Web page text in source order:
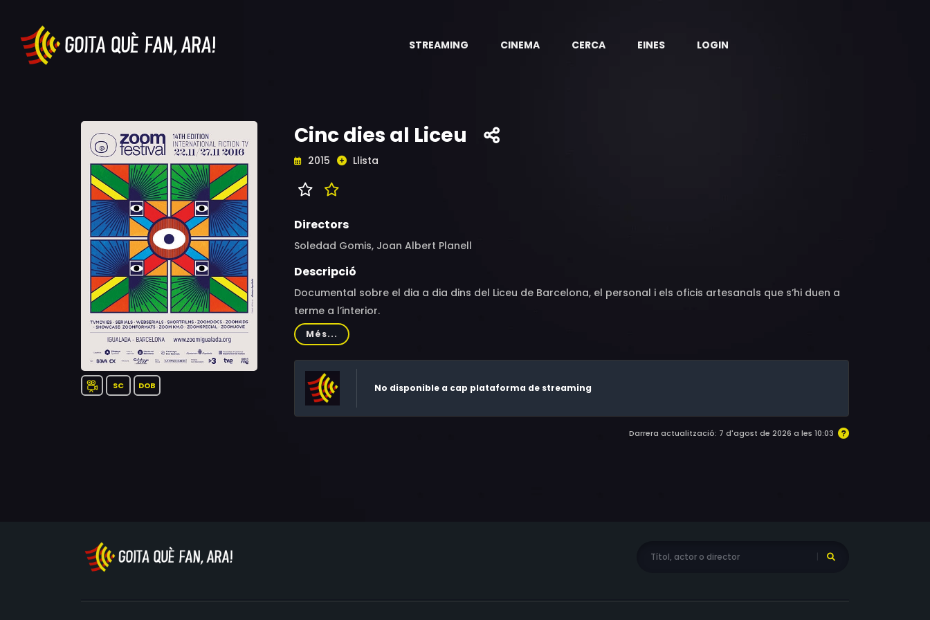
STREAMING CINEMA CERCA EINES LOGIN
SC DOB
Cinc dies al Liceu
2015 Llista
Directors
Soledad Gomis, Joan Albert Planell
Descripció
Documental sobre el dia a dia dins del Liceu de Barcelona, el personal i els oficis artesanals que s’hi duen a
terme a l’interior.
Més...
No disponible a cap plataforma de streaming
Darrera actualització: 7 d'agost de 2026 a les 10:03